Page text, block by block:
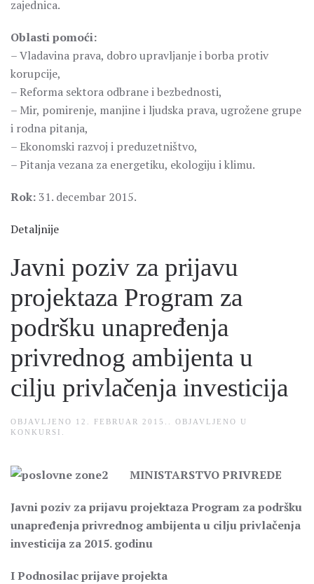
zajednica.
Oblasti pomoći:
– Vladavina prava, dobro upravljanje i borba protiv
korupcije,
– Reforma sektora odbrane i bezbednosti,
– Mir, pomirenje, manjine i ljudska prava, ugrožene grupe
i rodna pitanja,
– Ekonomski razvoj i preduzetništvo,
– Pitanja vezana za energetiku, ekologiju i klimu.
Rok: 31. decembar 2015.
Detaljnije
Javni poziv za prijavu
projektaza Program za
podršku unapređenja
privrednog ambijenta u
cilju privlačenja investicija
OBJAVLJENO 12. FEBRUAR 2015.
. OBJAVLJENO U
KONKURSI
MINISTARSTVO PRIVREDE
Javni poziv za prijavu projektaza Program za podršku
unapređenja privrednog ambijenta u cilju privlačenja
investicija za 2015. godinu
I Podnosilac prijave projekta